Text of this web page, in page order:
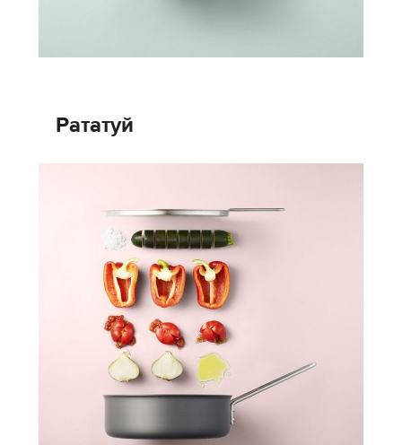
Рататуй